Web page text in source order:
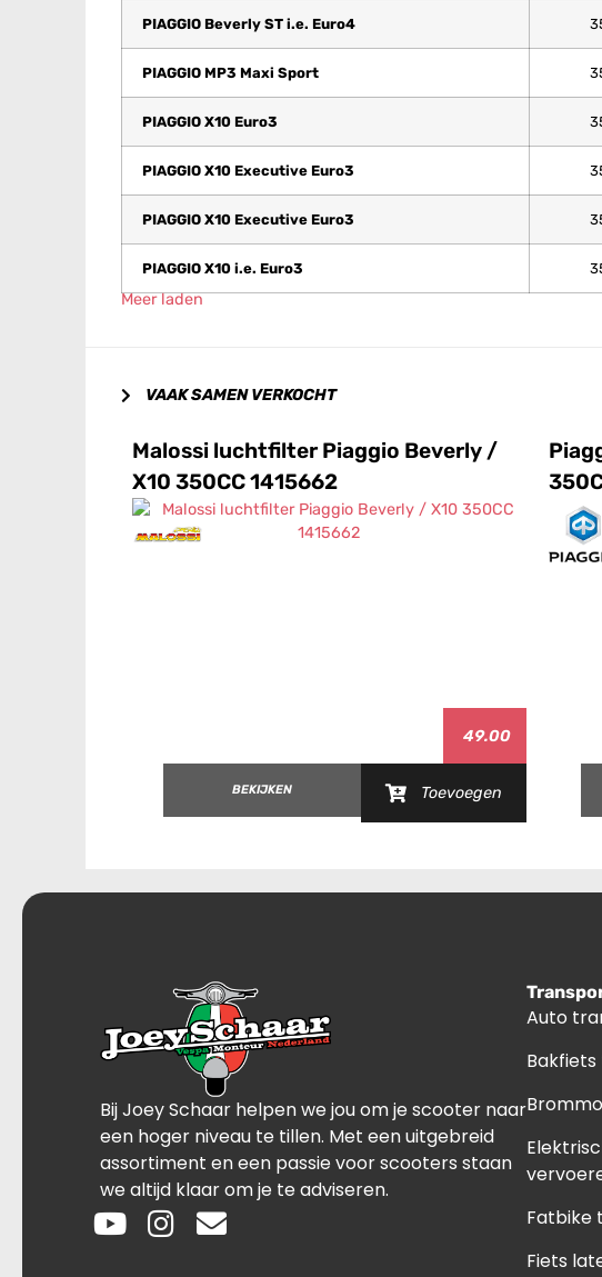
PIAGGIO Beverly ST i.e. Euro4
PIAGGIO MP3 Maxi Sport
PIAGGIO X10 Euro3
PIAGGIO X10 Executive Euro3
PIAGGIO X10 Executive Euro3
PIAGGIO X10 i.e. Euro3
Meer laden
VAAK SAMEN VERKOCHT
Malossi luchtfilter Piaggio Beverly /
X10 350CC 1415662
49.00
BEKIJKEN Toevoegen
Bij Joey Schaar helpen we jou om je scooter naar
een hoger niveau te tillen. Met een uitgebreid
assortiment en een passie voor scooters staan
we altijd klaar om je te adviseren.
Auto
Fatbike
Fiets